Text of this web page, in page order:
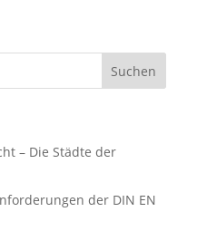
– Die Städte der
der DIN EN